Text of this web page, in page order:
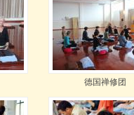
德国禅修团